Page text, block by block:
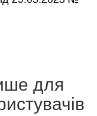
для